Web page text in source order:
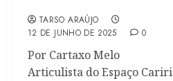
TARSO ARAÚJO
12 DE JUNHO DE 2025
0
Por Cartaxo Melo
Articulista do Espaço Cariri